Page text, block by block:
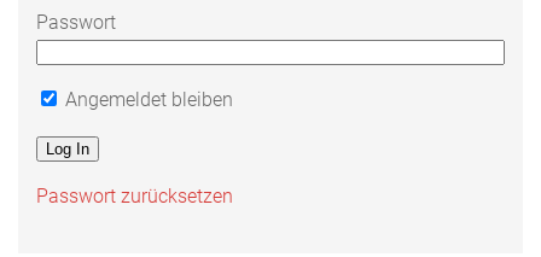
Passwort
Angemeldet bleiben
Passwort zurücksetzen